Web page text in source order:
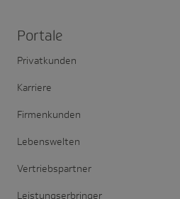
Portale
Privatkunden
Karriere
Firmenkunden
Lebenswelten
Vertriebspartner
Leistungserbringer